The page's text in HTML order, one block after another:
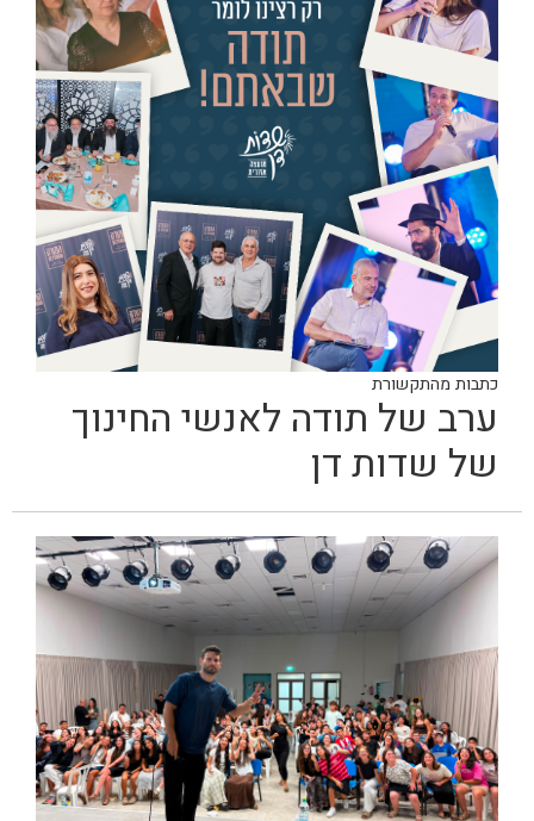
כתבות מהתקשורת
ערב של תודה לאנשי החינוך
של שדות דן